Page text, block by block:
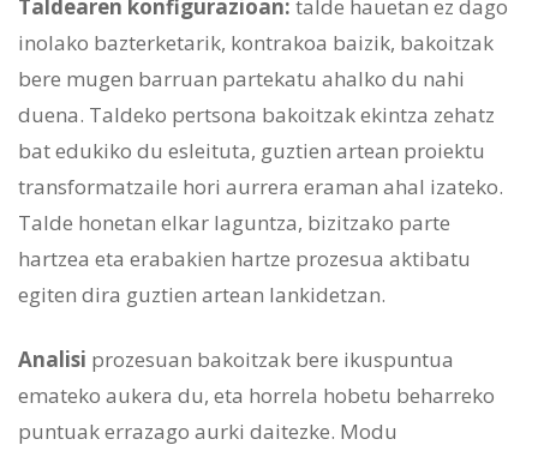
Taldearen konfigurazioan: talde hauetan ez dago
inolako bazterketarik, kontrakoa baizik, bakoitzak
bere mugen barruan partekatu ahalko du nahi
duena. Taldeko pertsona bakoitzak ekintza zehatz
bat edukiko du esleituta, guztien artean proiektu
transformatzaile hori aurrera eraman ahal izateko.
Talde honetan elkar laguntza, bizitzako parte
hartzea eta erabakien hartze prozesua aktibatu
egiten dira guztien artean lankidetzan.
Analisi prozesuan bakoitzak bere ikuspuntua
emateko aukera du, eta horrela hobetu beharreko
puntuak errazago aurki daitezke. Modu